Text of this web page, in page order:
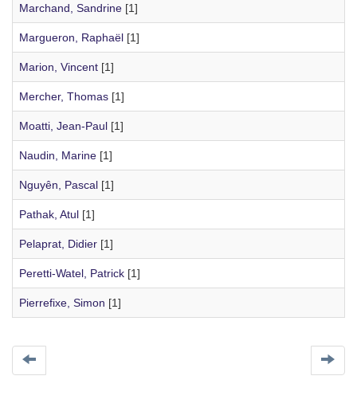
Marchand, Sandrine [1]
Margueron, Raphaël [1]
Marion, Vincent [1]
Mercher, Thomas [1]
Moatti, Jean-Paul [1]
Naudin, Marine [1]
Nguyên, Pascal [1]
Pathak, Atul [1]
Pelaprat, Didier [1]
Peretti-Watel, Patrick [1]
Pierrefixe, Simon [1]